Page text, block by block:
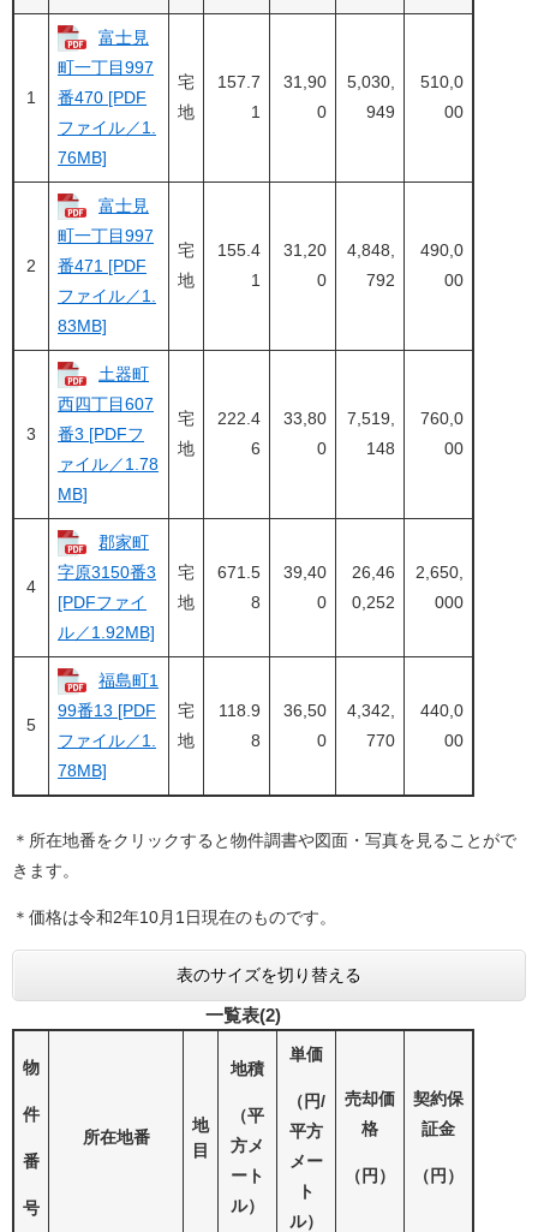
1
富士見
町一丁目997
番470 [PDF
ファイル／1.
76MB]
宅
地
157.7
1
31,90
0
5,030,
949
510,0
00
2
富士見
町一丁目997
番471 [PDF
ファイル／1.
83MB]
宅
地
155.4
1
31,20
0
4,848,
792
490,0
00
3
土器町
西四丁目607
番3 [PDFフ
ァイル／1.78
MB]
宅
地
222.4
6
33,80
0
7,519,
148
760,0
00
4
郡家町
字原3150番3
[PDFファイ
ル／1.92MB]
宅
地
671.5
8
39,40
0
26,46
0,252
2,650,
000
5
福島町1
99番13 [PDF
ファイル／1.
78MB]
宅
地
118.9
8
36,50
0
4,342,
770
440,0
00
＊所在地番をクリックすると物件調書や図面・写真を見ることがで
きます。
＊価格は令和2年10月1日現在のものです。
表のサイズを切り替える
一覧表(2)
物
件
番
号
所在地番
地
目
地積
（平
方メ
ート
ル）
単価
（円/
平方
メー
ト
ル）
売却価
格
（円）
契約保
証金
（円）